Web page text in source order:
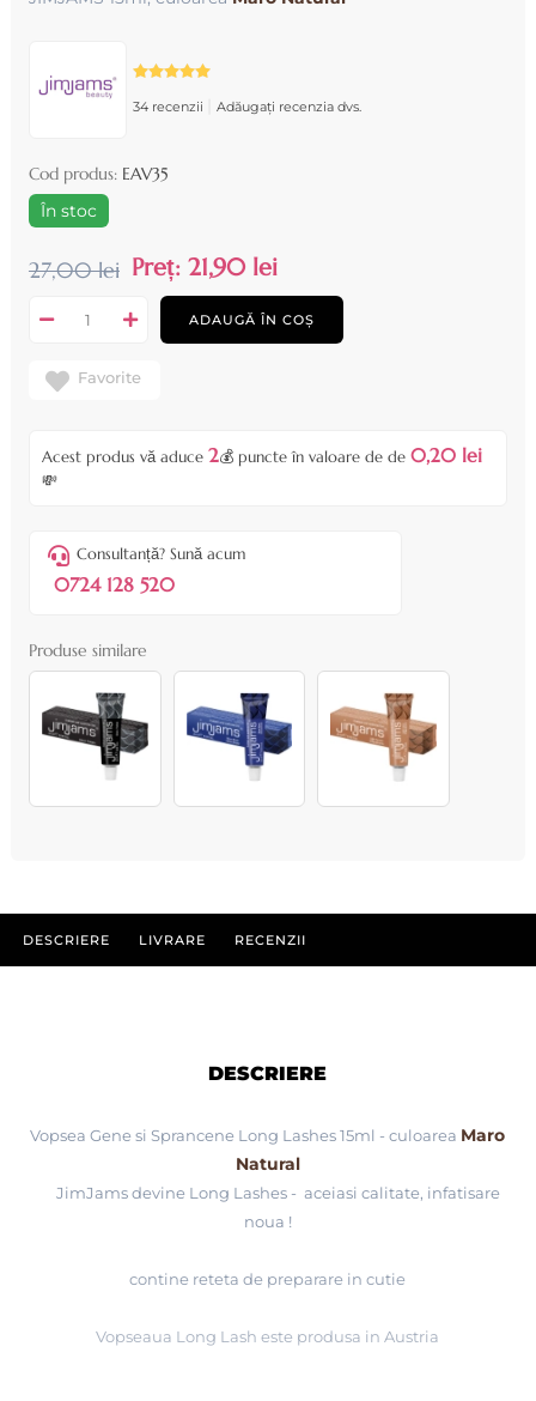
34 recenzii Adăugați recenzia dvs.
Cod produs: EAV35
În stoc
27,00 lei Preț: 21,90 lei
ADAUGĂ ÎN COȘ
Favorite
Acest produs vă aduce 2💰 puncte în valoare de de 0,20 lei
💸
Consultanță? Sună acum
0724 128 520
Produse similare
DESCRIERE LIVRARE RECENZII
DESCRIERE
Vopsea Gene si Sprancene Long Lashes 15ml - culoarea Maro
Natural
JimJams devine Long Lashes - aceiasi calitate, infatisare
noua !
contine reteta de preparare in cutie
Vopseaua Long Lash este produsa in Austria